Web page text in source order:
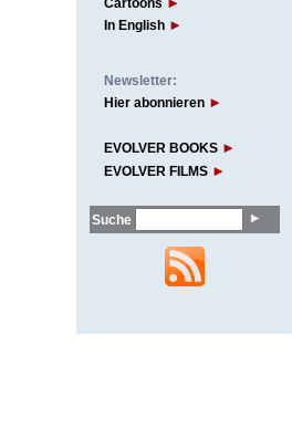
In English
Newsletter:
Hier abonnieren
EVOLVER BOOKS
EVOLVER FILMS
Suche